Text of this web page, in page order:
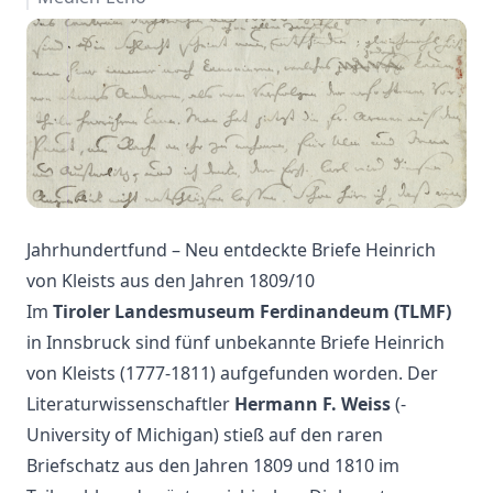
Jahrhundertfund – Neu entdeckte Briefe Heinrich
von Kleists aus den Jahren 1809/10
Im Tiroler Landesmuseum Ferdinandeum (TLMF)
in Innsbruck sind fünf unbekannte Briefe ­Heinrich
von Kleists (1777-1811) aufgefunden worden. Der
Literaturwissenschaftler Hermann F. Weiss(­
University of Michigan) stieß auf den raren
Briefschatz aus den Jahren 1809 und 1810 im